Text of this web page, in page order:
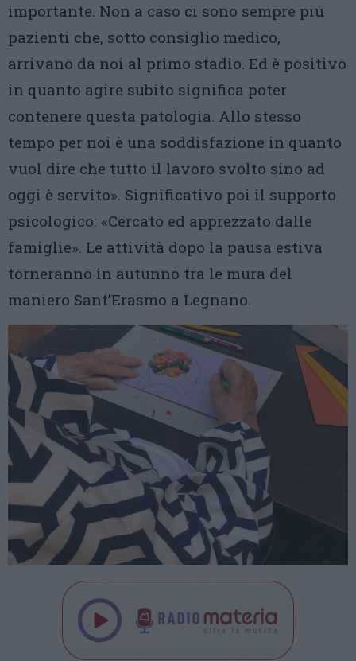
importante. Non a caso ci sono sempre più
pazienti che, sotto consiglio medico,
arrivano da noi al primo stadio. Ed è positivo
in quanto agire subito significa poter
contenere questa patologia. Allo stesso
tempo per noi è una soddisfazione in quanto
vuol dire che tutto il lavoro svolto sino ad
oggi è servito». Significativo poi il supporto
psicologico: «Cercato ed apprezzato dalle
famiglie». Le attività dopo la pausa estiva
torneranno in autunno tra le mura del
maniero Sant’Erasmo a Legnano.